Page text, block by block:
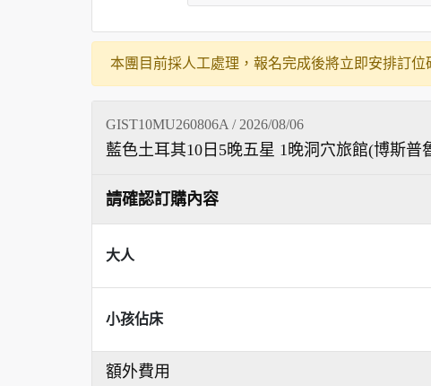
本團目前採人工處理，報名完成後將立即安排訂位
GIST10MU260806A / 2026/08/06
藍色土耳其10日5晚五星 1晚洞穴旅館(博斯
請確認訂購內容
大人
小孩佔床
額外費用